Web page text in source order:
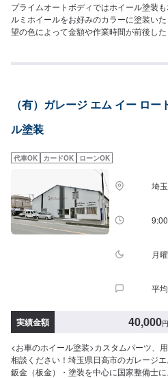
プライムオートボディではホイール塗装
ルミホイールをお好みのカラーに塗装い
望の色によって金額や作業時間が前後し
（有）ガレージ エム イー ロ
ル塗装
代車OK カードOK ローンOK
埼
月曜
平
実績金額 40,000円
<お車のホイール塗装>カスタムパーツ、
相談ください！埼玉県日高市のガレージ
鈑金（板金）・塗装を中心に国家整備士